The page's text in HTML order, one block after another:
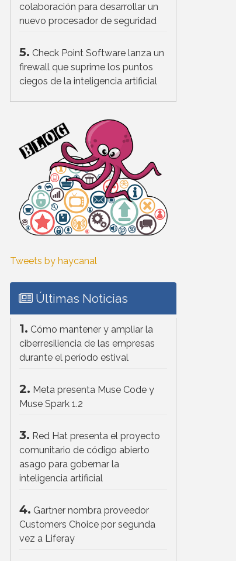
colaboración para desarrollar un
nuevo procesador de seguridad
5. Check Point Software lanza un
firewall que suprime los puntos
ciegos de la inteligencia artificial
Tweets by haycanal
Últimas Noticias
1. Cómo mantener y ampliar la
ciberresiliencia de las empresas
durante el período estival
2. Meta presenta Muse Code y
Muse Spark 1.2
3. Red Hat presenta el proyecto
comunitario de código abierto
asago para gobernar la
inteligencia artificial
4. Gartner nombra proveedor
Customers Choice por segunda
vez a Liferay